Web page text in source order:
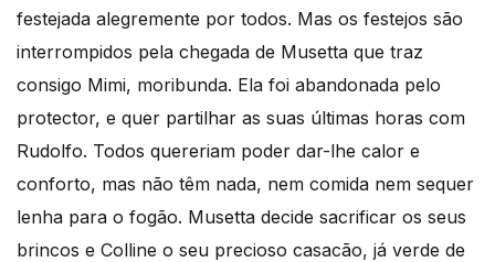
festejada alegremente por todos. Mas os festejos são
interrompidos pela chegada de Musetta que traz
consigo Mimi, moribunda. Ela foi abandonada pelo
protector, e quer partilhar as suas últimas horas com
Rudolfo. Todos quereriam poder dar-lhe calor e
conforto, mas não têm nada, nem comida nem sequer
lenha para o fogão. Musetta decide sacrificar os seus
brincos e Colline o seu precioso casacão, já verde de